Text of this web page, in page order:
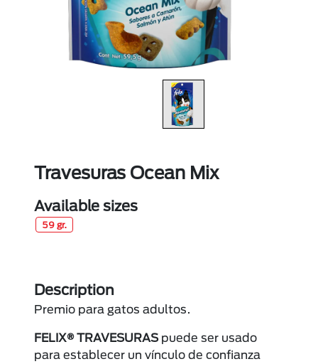
Travesuras Ocean Mix
Available sizes
59 gr.
Description
Premio para gatos adultos.
FELIX® TRAVESURASpuede ser usado
para establecer un vínculo de confianza